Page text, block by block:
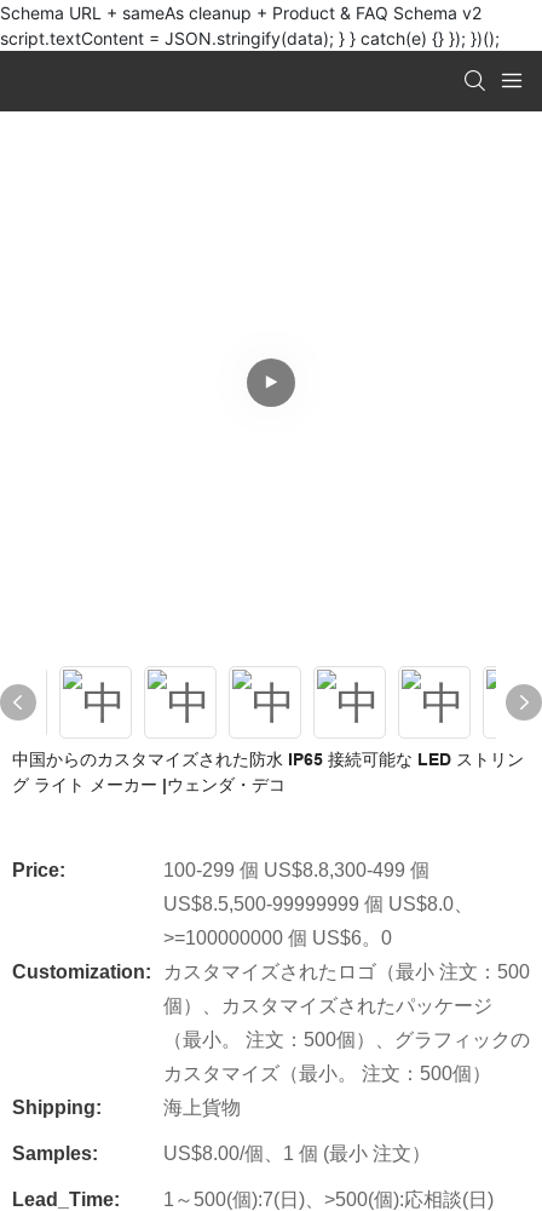
Schema URL + sameAs cleanup + Product & FAQ Schema v2
script.textContent = JSON.stringify(data); } } catch(e) {} }); })();
中国からのカスタマイズされた防水 IP65 接続可能な LED ストリン
グ ライト メーカー |ウェンダ・デコ
Price:
100-299 個 US$8.8,300-499 個
US$8.5,500-99999999 個 US$8.0、
>=100000000 個 US$6。0
Customization:
カスタマイズされたロゴ（最小 注文：500
個）、カスタマイズされたパッケージ
（最小。 注文：500個）、グラフィックの
カスタマイズ（最小。 注文：500個）
Shipping:
海上貨物
Samples: US$8.00/個、1 個 (最小 注文）
Lead_Time: 1～500(個):7(日)、>500(個):応相談(日)